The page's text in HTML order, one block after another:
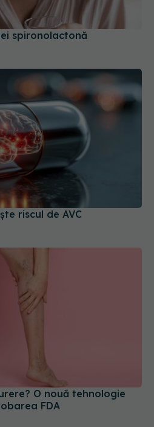
riscul de AVC
O nouă tehnologie
FDA